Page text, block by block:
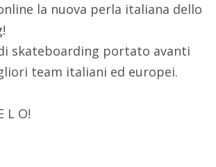
la nuova perla italiana dello
skateboarding portato avanti
team italiani ed europei.
L O!